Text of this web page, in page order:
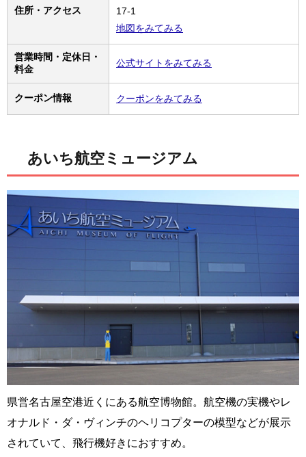
住所・アクセス
17-1
地図をみてみる
営業時間・定休日・
料金
公式サイトをみてみる
クーポン情報 クーポンをみてみる
あいち航空ミュージアム
県営名古屋空港近くにある航空博物館。航空機の実機やレ
オナルド・ダ・ヴィンチのヘリコプターの模型などが展示
されていて、飛行機好きにおすすめ。